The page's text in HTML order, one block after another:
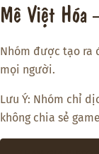
Mê Việt Hóa
Nhóm được tạo ra
mọi người.
Lưu Ý: Nhóm chỉ
không chia sẻ